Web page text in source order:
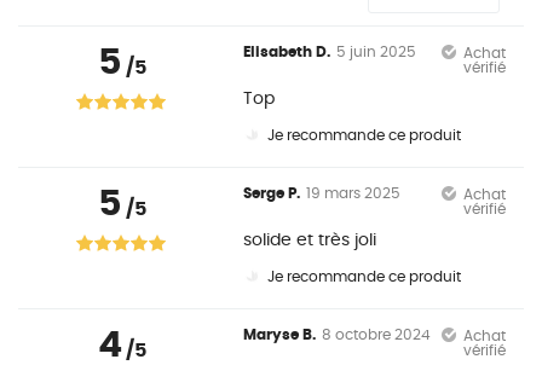
5 /5
Elisabeth D. 5 juin 2025
Achat
vérifié
Top
Je recommande ce produit
5 /5
Serge P. 19 mars 2025
Achat
vérifié
solide et très joli
Je recommande ce produit
4/5
Maryse B. 8 octobre 2024
Achat
vérifié